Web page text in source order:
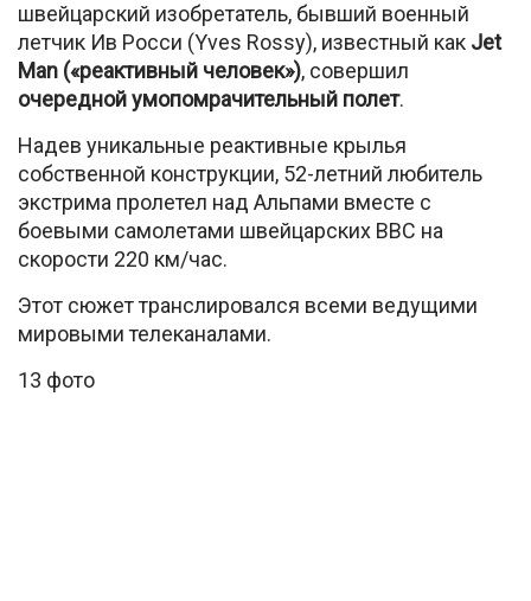
швейцарский изобретатель, бывший военный
летчик Ив Росси (Yves Rossy), известный как Jet
Man («реактивный человек»), совершил
очередной умопомрачительный полет.
Надев уникальные реактивные крылья
собственной конструкции, 52-летний любитель
экстрима пролетел над Альпами вместе с
боевыми самолетами швейцарских ВВС на
скорости 220 км/час.
Этот сюжет транслировался всеми ведущими
мировыми телеканалами.
13 фото